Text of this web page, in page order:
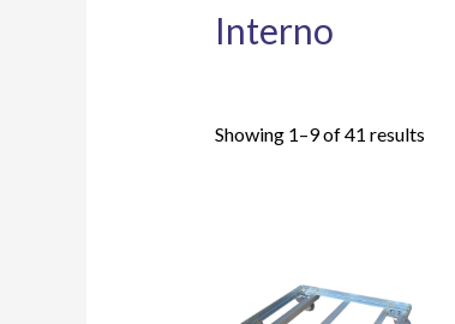
Interno
Showing 1–9 of 41 results